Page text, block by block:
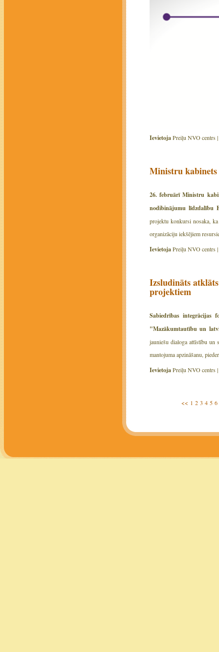
IevietojaPreiļu NVO centrs |
Ministru
26. februārī Ministru
nodibinājumu līdzdalību
projektu konkursi nosaka,
organizāciju iekšējiem
IevietojaPreiļu NVO centrs |
Izsludināts
projektiem
Sabiedrības integrācijas
"Mazākumtautību un
jauniešu dialoga attīstību un
mantojuma apzināšanu,
IevietojaPreiļu NVO centrs |
<< 1 2 3 4 5 6